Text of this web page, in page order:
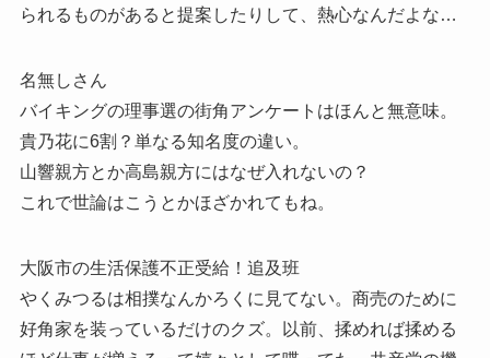
られるものがあると提案したりして、熱心なんだよな…
名無しさん
バイキングの理事選の街角アンケートはほんと無意味。
貴乃花に6割？単なる知名度の違い。
山響親方とか高島親方にはなぜ入れないの？
これで世論はこうとかほざかれてもね。
大阪市の生活保護不正受給！追及班
やくみつるは相撲なんかろくに見てない。商売のために
好角家を装っているだけのクズ。以前、揉めれば揉める